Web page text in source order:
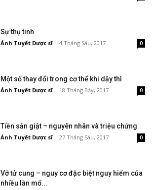
Sự thụ tinh
Ánh Tuyết Dược sĩ - 4 Tháng Sáu, 2017 0
Một số thay đổi trong cơ thể khi dậy thì
Ánh Tuyết Dược sĩ - 18 Tháng Bảy, 2017 0
Tiền sản giật – nguyên nhân và triệu chứng
Ánh Tuyết Dược sĩ - 27 Tháng Sáu, 2017 0
Vỡ tử cung – nguy cơ đặc biệt nguy hiểm của
nhiều lần mổ...